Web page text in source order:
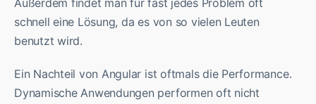
Außerdem findet man für fast jedes Problem oft
schnell eine Lösung, da es von so vielen Leuten
benutzt wird.
Ein Nachteil von Angular ist oftmals die Performance.
Dynamische Anwendungen performen oft nicht